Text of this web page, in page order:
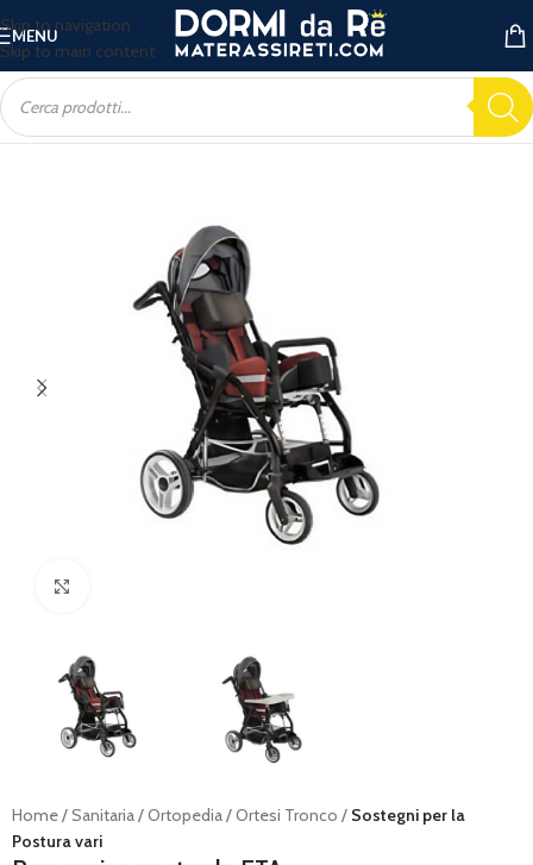
Skip to navigation
Skip to main content
MENU
Home Sanitaria Ortopedia Ortesi Tronco
Sostegni per la
Postura vari